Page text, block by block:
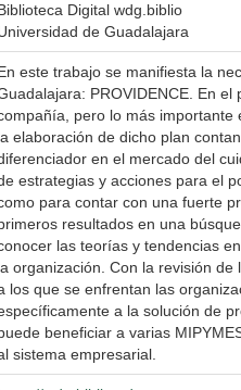
Digital wdg.biblio
de Guadalajara
este trabajo se manifiesta la
PROVIDENCE. En
pero lo más importante
elaboración de dicho plan
en el mercado del
estrategias y acciones para el
para contar con una fuerte
resultados en una
las teorías y tendencias
organización. Con la revisión
los que se enfrentan las
a la solución de
beneficiar a varias
sistema empresarial.